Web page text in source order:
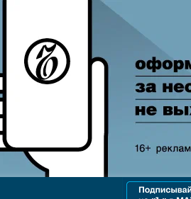
«Ъ» www.kommersant.ru/ad